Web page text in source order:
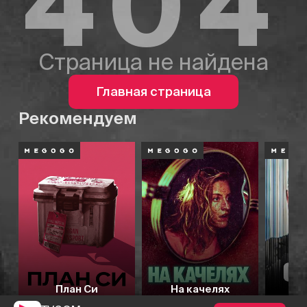
Страница не найдена
Главная страница
Рекомендуем
План Си На качелях